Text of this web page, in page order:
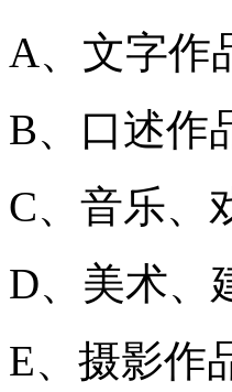
A、文字
B、口述作
C、音乐
D、美术
E、摄影